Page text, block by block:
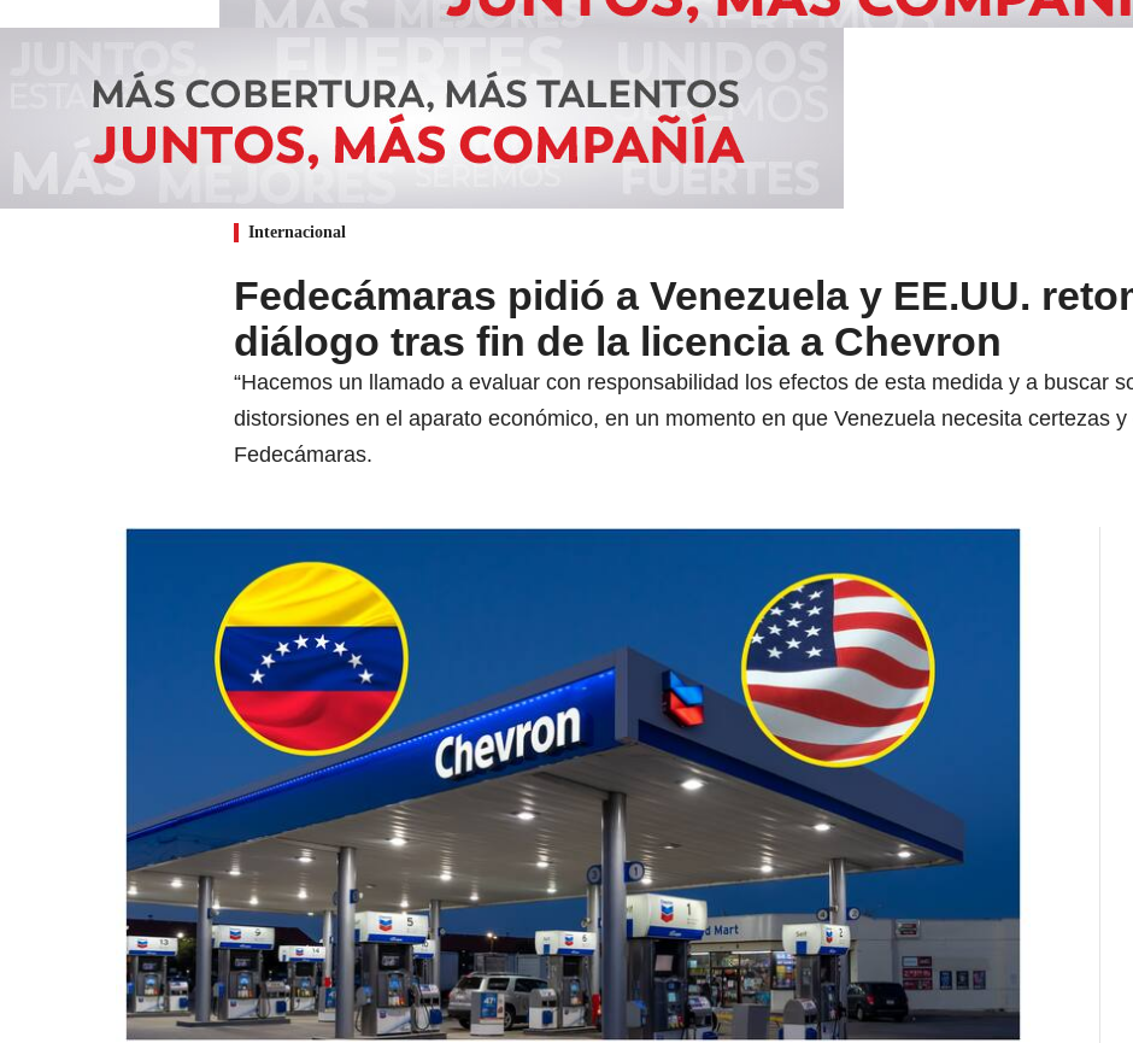
Internacional
Fedecámaras pidió a Venezuela y EE.UU.
diálogo tras fin de la licencia a Chevron
“Hacemos un llamado a evaluar con responsabilidad los efectos de esta medida y a buscar
distorsiones en el aparato económico, en un momento en que Venezuela necesita certezas
Fedecámaras.